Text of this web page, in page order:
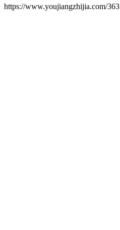
https://www.youjiangzhijia.com/